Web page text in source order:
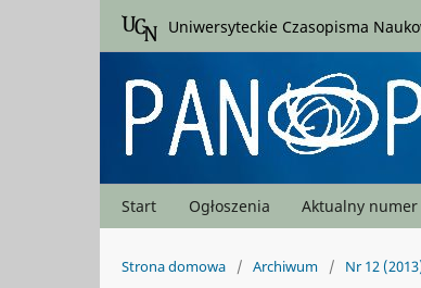
Start Ogłoszenia Aktualny numer
Uniwersyteckie Czasopisma
Strona domowa / Archiwum / Nr 12